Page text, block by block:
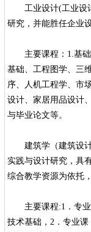
工业设计(工业设计
研究，并能胜任企业
主要课程：1.基础
基础、工程图学、三
序、人机工程学、市
设计、家居用品设计
与毕业论文等。
建筑学（建筑设计
实践与设计研究，具
综合教学资源为依托
主要课程:1．专业
技术基础，2．专业